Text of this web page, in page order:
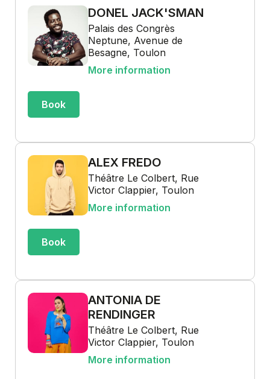
DONEL JACK'SMAN
Palais des Congrès
Neptune, Avenue de
Besagne, Toulon
More information
Book
ALEX FREDO
Théâtre Le Colbert, Rue
Victor Clappier, Toulon
More information
Book
ANTONIA DE
RENDINGER
Théâtre Le Colbert, Rue
Victor Clappier, Toulon
More information